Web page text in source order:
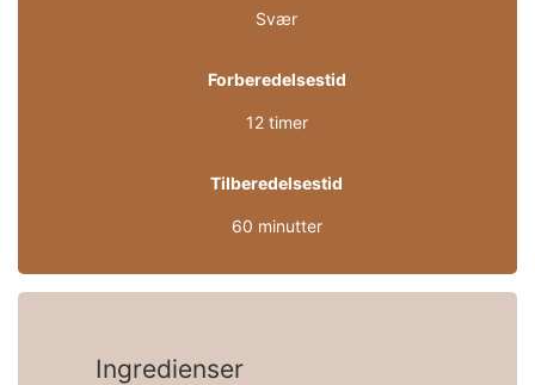
Svær
Forberedelsestid
12 timer
Tilberedelsestid
60 minutter
Ingredienser